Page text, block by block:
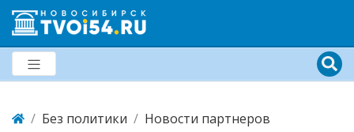
Без политики Новости партнеров